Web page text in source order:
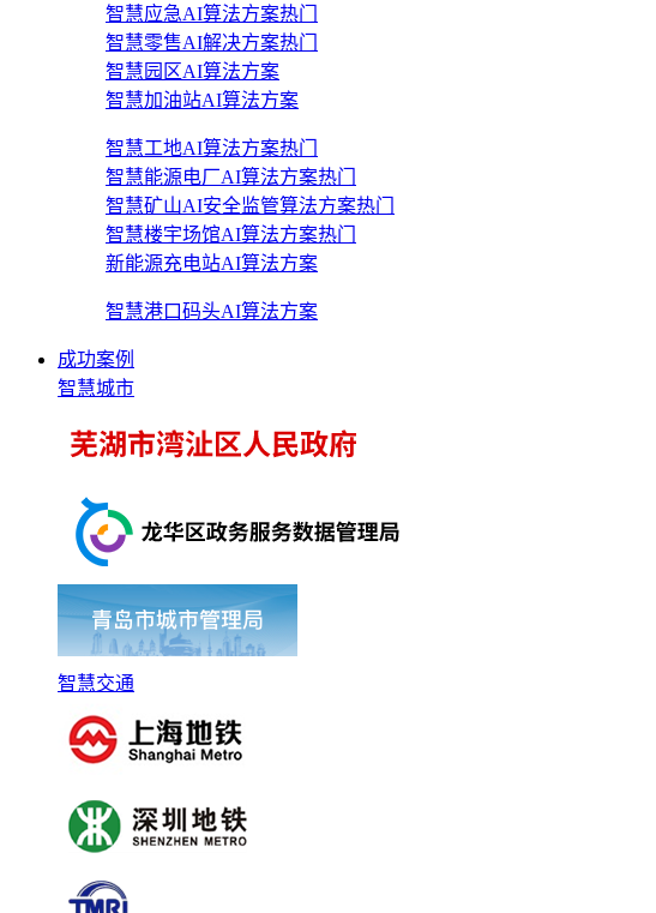
智慧应急AI算法方案热门
智慧零售AI解决方案热门
智慧园区AI算法方案
智慧加油站AI算法方案
智慧工地AI算法方案热门
智慧能源电厂AI算法方案热门
智慧矿山AI安全监管算法方案热门
智慧楼宇场馆AI算法方案热门
新能源充电站AI算法方案
智慧港口码头AI算法方案
成功案例
智慧城市
智慧交通